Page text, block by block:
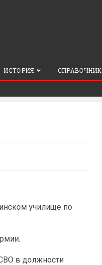
ИСТОРИЯ СПРАВОЧНИК
училище по
в должности